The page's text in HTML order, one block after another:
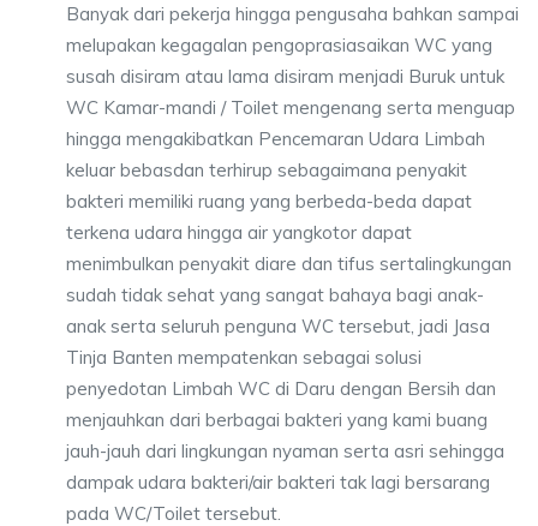
Banyak dari pekerja hingga pengusaha bahkan sampai
melupakan kegagalan pengoprasiasaikan WC yang
susah disiram atau lama disiram menjadi Buruk untuk
WC Kamar-mandi / Toilet mengenang serta menguap
hingga mengakibatkan Pencemaran Udara Limbah
keluar bebasdan terhirup sebagaimana penyakit
bakteri memiliki ruang yang berbeda-beda dapat
terkena udara hingga air yangkotor dapat
menimbulkan penyakit diare dan tifus sertalingkungan
sudah tidak sehat yang sangat bahaya bagi anak-
anak serta seluruh penguna WC tersebut, jadi Jasa
Tinja Banten mempatenkan sebagai solusi
penyedotan Limbah WC di Daru dengan Bersih dan
menjauhkan dari berbagai bakteri yang kami buang
jauh-jauh dari lingkungan nyaman serta asri sehingga
dampak udara bakteri/air bakteri tak lagi bersarang
pada WC/Toilet tersebut.